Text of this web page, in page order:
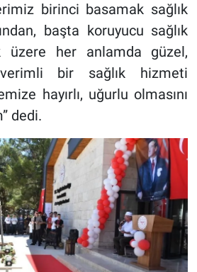
birinci basamak sağlık
başta koruyucu sağlık
üzere her anlamda güzel,
bir sağlık hizmeti
hayırlı, uğurlu olmasını
dedi.